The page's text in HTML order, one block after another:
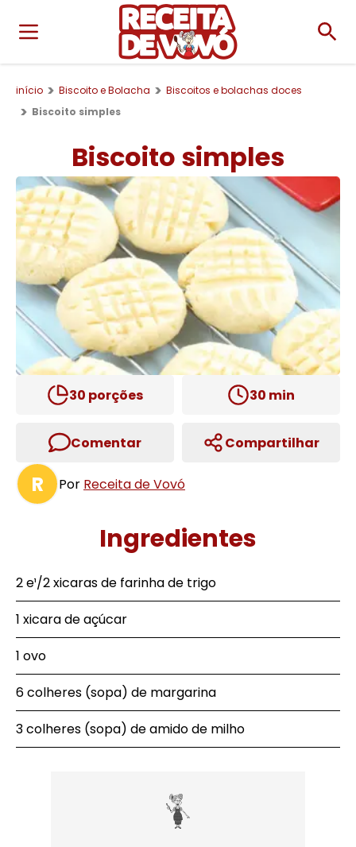
início Biscoito e Bolacha
Biscoitos e bolachas doces
Biscoito simples
Biscoito simples
30 porções 30 min
Comentar Compartilhar
R Por Receita de Vovó
Ingredientes
2 e¹/2 xicaras de farinha de trigo
1 xicara de açúcar
1 ovo
6 colheres (sopa) de margarina
3 colheres (sopa) de amido de milho